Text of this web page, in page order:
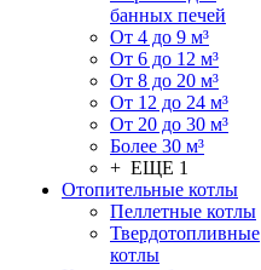
банных печей
От 4 до 9 м³
От 6 до 12 м³
От 8 до 20 м³
От 12 до 24 м³
От 20 до 30 м³
Более 30 м³
+ ЕЩЕ 1
Отопительные котлы
Пеллетные котлы
Твердотопливные
котлы